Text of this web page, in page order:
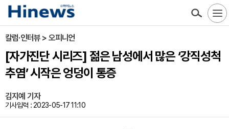
칼럼·인터뷰 > 오피니언
[자가진단 시리즈] 젊은 남성에서 많은 ‘강직성척
추염’ 시작은 엉덩이 통증
김지예 기자
기사입력 : 2023-05-17 11:10